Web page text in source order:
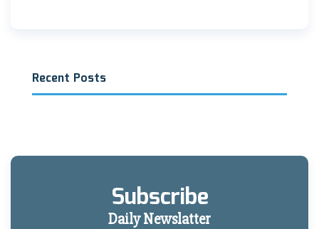
Recent Posts
Subscribe
Daily Newslatter